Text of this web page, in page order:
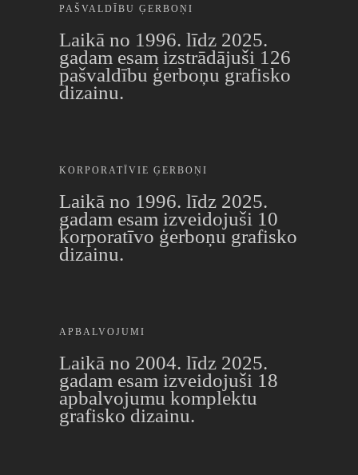
PAŠVALDĪBU ĢERBOŅI
Laikā no 1996. līdz 2025.
gadam esam izstrādājuši 126
pašvaldību ģerboņu grafisko
dizainu.
KORPORATĪVIE ĢERBOŅI
Laikā no 1996. līdz 2025.
gadam esam izveidojuši 10
korporatīvo ģerboņu grafisko
dizainu.
APBALVOJUMI
Laikā no 2004. līdz 2025.
gadam esam izveidojuši 18
apbalvojumu komplektu
grafisko dizainu.